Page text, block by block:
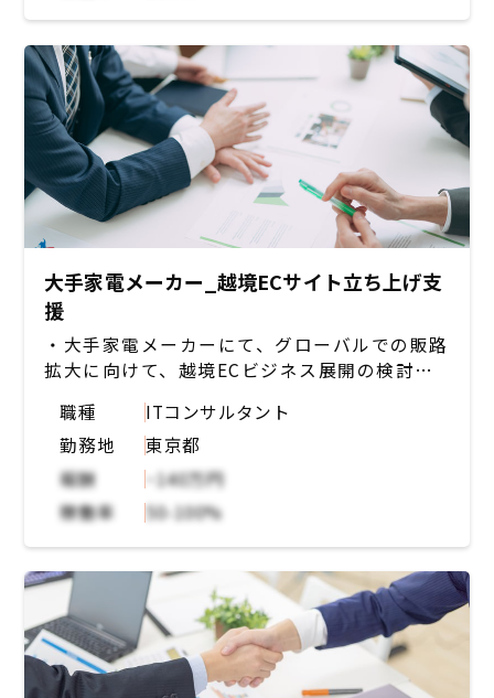
大手家電メーカー_越境ECサイト立ち上げ支
援
・大手家電メーカーにて、グローバルでの販路
拡大に向けて、越境ECビジネス展開の検討し
・今後、越境ECサイト事業開発を推進してい
く上での事業性・進め方・サイト構築
・デリバリー、運用業務等の検討を、クライア
ントを伴走しながら支援を行っていく。
職種
ITコンサルタント
勤務地
東京都
報酬
~140万円
稼働率
50-100%